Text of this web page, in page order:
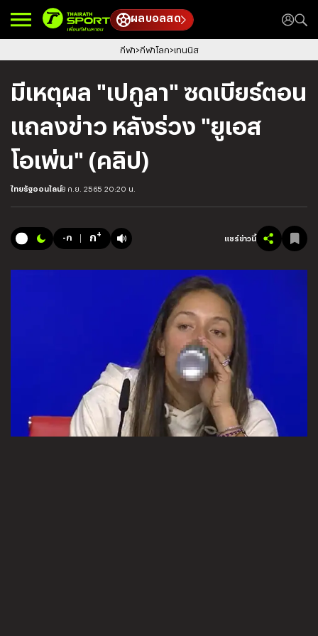
ผลบอลสด
กีฬา กีฬาโลก เทนนิส
มีเหตุผล "เปกูลา" ซดเบียร์ตอน
แถลงข่าว หลังร่วง "ยูเอส
โอเพ่น" (คลิป)
ไทยรัฐออนไลน์8 ก.ย. 2565 20:20 น.
-ก ก+ แชร์ข่าวนี้